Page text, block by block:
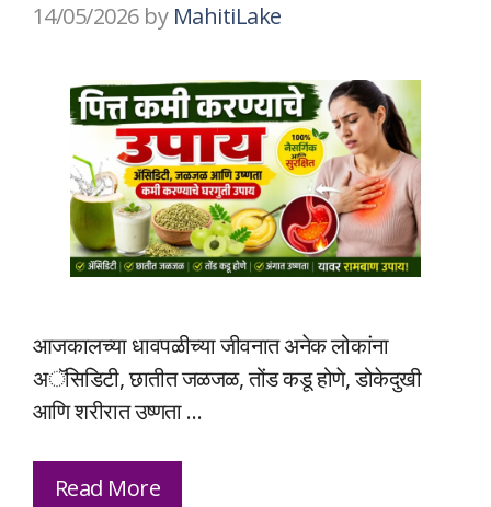
14/05/2026 by MahitiLake
आजकालच्या धावपळीच्या जीवनात अनेक लोकांना
अॅसिडिटी, छातीत जळजळ, तोंड कडू होणे, डोकेदुखी
आणि शरीरात उष्णता …
Read More